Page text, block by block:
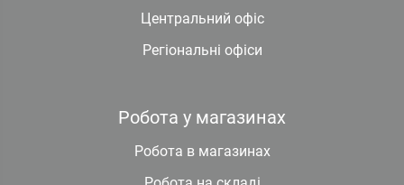
Центральний офіс
Регіональні офіси
Робота у магазинах
Робота в магазинах